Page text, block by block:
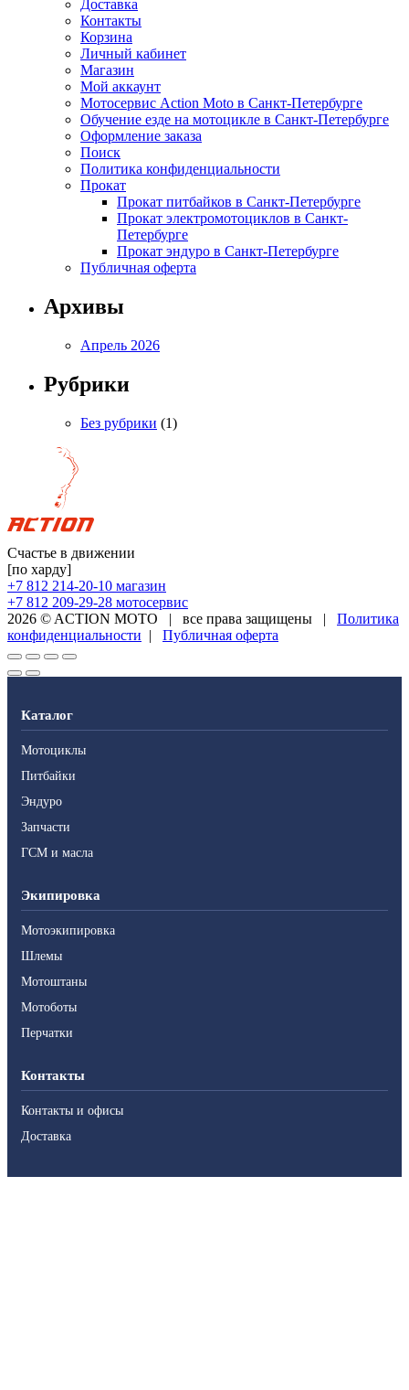
Доставка
Контакты
Корзина
Личный кабинет
Магазин
Мой аккаунт
Мотосервис Action Moto в Санкт-Петербурге
Обучение езде на мотоцикле в Санкт-Петербурге
Оформление заказа
Поиск
Политика конфиденциальности
Прокат
Прокат питбайков в Санкт-Петербурге
Прокат электромотоциклов в Санкт-
Петербурге
Прокат эндуро в Санкт-Петербурге
Публичная оферта
Архивы
Апрель 2026
Рубрики
Без рубрики (1)
Счастье в движении
[по харду]
+7 812 214-20-10 магазин
+7 812 209-29-28 мотосервис
2026 © ACTION MOTO | все права защищены |
Политика
конфиденциальности | Публичная оферта
Каталог
Мотоциклы
Питбайки
Эндуро
Запчасти
ГСМ и масла
Экипировка
Мотоэкипировка
Шлемы
Мотоштаны
Мотоботы
Перчатки
Контакты
Контакты и офисы
Доставка